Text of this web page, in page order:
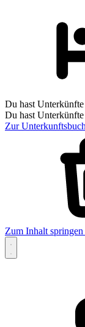
Du hast
Du hast
Zur
Zum Inhalt springen